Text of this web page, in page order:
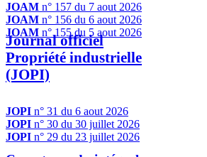
JOAM n° 157 du 7 aout 2026
JOAM n° 156 du 6 aout 2026
JOAM n° 155 du 5 aout 2026
Journal officiel
Propriété industrielle
(JOPI)
JOPI n° 31 du 6 aout 2026
JOPI n° 30 du 30 juillet 2026
JOPI n° 29 du 23 juillet 2026